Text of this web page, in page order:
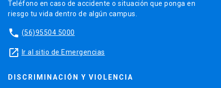
Teléfono en caso de accidente o situación que ponga en
riesgo tu vida dentro de algún campus.
phone (56)95504 5000
launch Ir al sitio de Emergencias
DISCRIMINACIÓN Y VIOLENCIA